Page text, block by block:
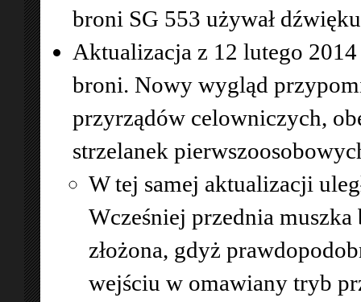
broni SG 553 używał
Aktualizacja z 12 lutego
broni. Nowy wygląd
przyrządów celowniczych,
strzelanek
W tej samej aktualizacji
Wcześniej przednia muszka
złożona, gdyż
wejściu w omawiany tryb